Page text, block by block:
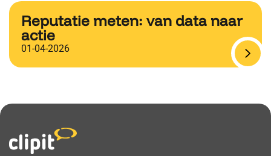
Reputatie meten: van data naar
actie
01-04-2026